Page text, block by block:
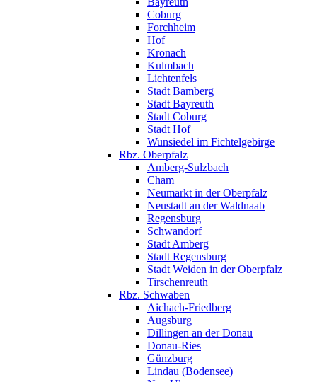
Coburg
Forchheim
Hof
Kronach
Kulmbach
Lichtenfels
Stadt Bamberg
Stadt Bayreuth
Stadt Coburg
Stadt Hof
Wunsiedel im Fichtelgebirge
Rbz. Oberpfalz
Amberg-Sulzbach
Cham
Neumarkt in der Oberpfalz
Neustadt an der Waldnaab
Regensburg
Schwandorf
Stadt Amberg
Stadt Regensburg
Stadt Weiden in der Oberpfalz
Tirschenreuth
Rbz. Schwaben
Aichach-Friedberg
Augsburg
Dillingen an der Donau
Donau-Ries
Günzburg
Lindau (Bodensee)